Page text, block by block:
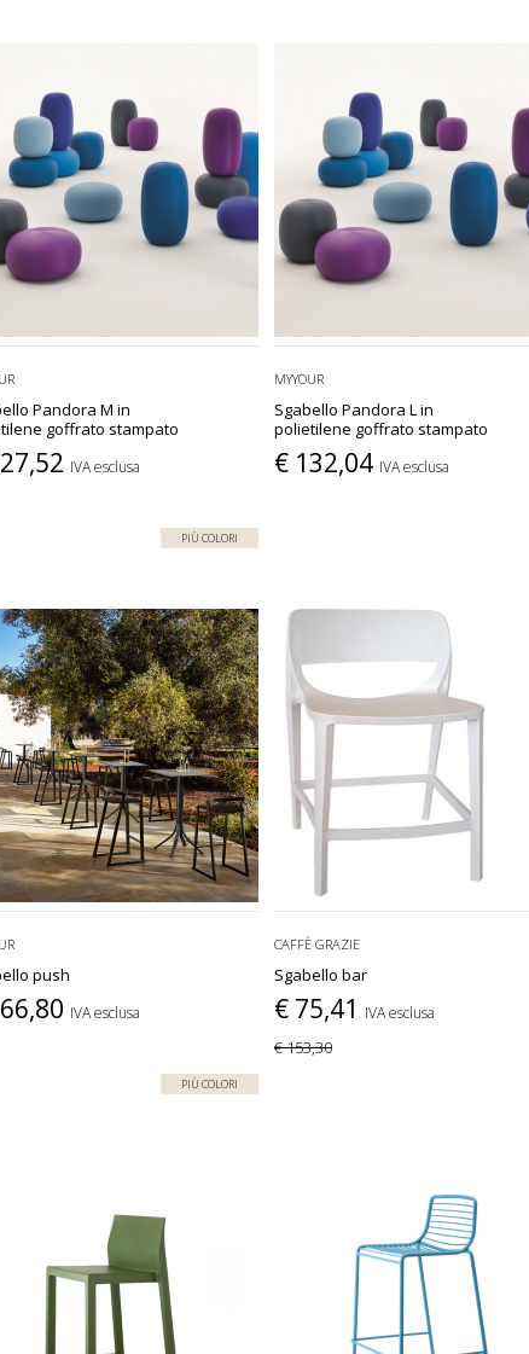
Pandora M in
goffrato stampato
IVA esclusa
PIÙ COLORI
MYYOUR
Sgabello Pandora L in
polietilene goffrato stampato
€ 132,04 IVA esclusa
push
IVA esclusa
PIÙ COLORI
CAFFÈ GRAZIE
Sgabello bar
€ 75,41 IVA esclusa
€ 153,30